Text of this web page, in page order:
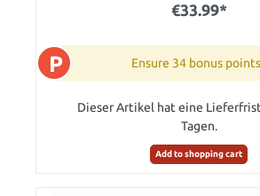
€33.99*
P Ensure 34 bonus points
Dieser Artikel hat eine
Tagen.
Add to shopping cart